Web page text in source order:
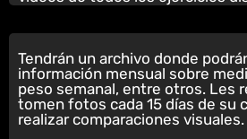
Tendrán un archivo donde
información mensual sobre
peso semanal, entre otros. Les
tomen fotos cada 15 días de su
realizar comparaciones visuales.